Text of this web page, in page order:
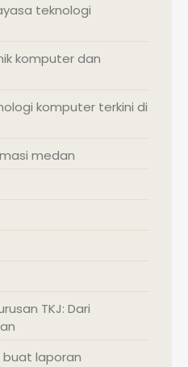
teknologi
komputer dan
komputer terkini di
medan
TKJ: Dari
buat laporan